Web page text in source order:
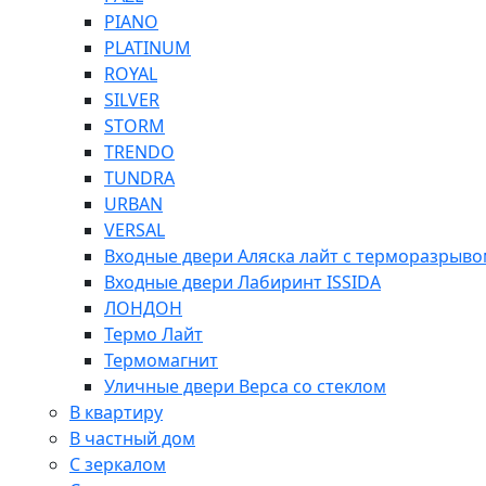
PIANO
PLATINUM
ROYAL
SILVER
STORM
TRENDO
TUNDRA
URBAN
VERSAL
Входные двери Аляска лайт с
Входные двери Лабиринт ISSIDA
ЛОНДОН
Термо Лайт
Термомагнит
Уличные двери Верса со стеклом
В квартиру
В частный дом
С зеркалом